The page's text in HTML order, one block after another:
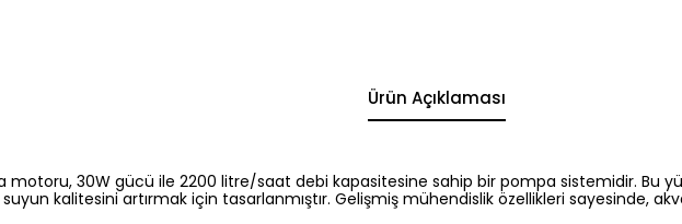
Ürün Açıklaması
motoru, 30W gücü ile 2200 litre/saat debi kapasitesine sahip bir pompa sistemidir. Bu
kalitesini artırmak için tasarlanmıştır. Gelişmiş mühendislik özellikleri sayesinde,